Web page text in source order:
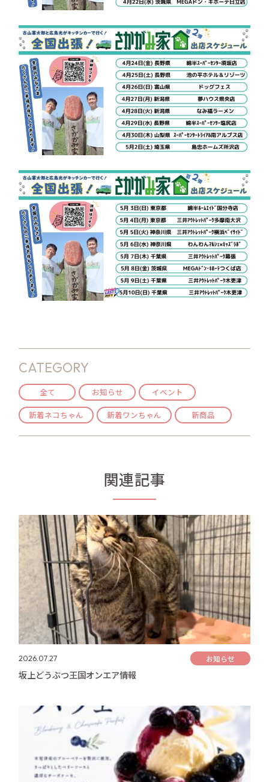
CATEGORY
全て お知らせ
イベント
新着ネコちゃん
新着ワンちゃん 新商品
関連記事
2026.07.27 お知らせ
坂上どうぶつ王国オンエア情報